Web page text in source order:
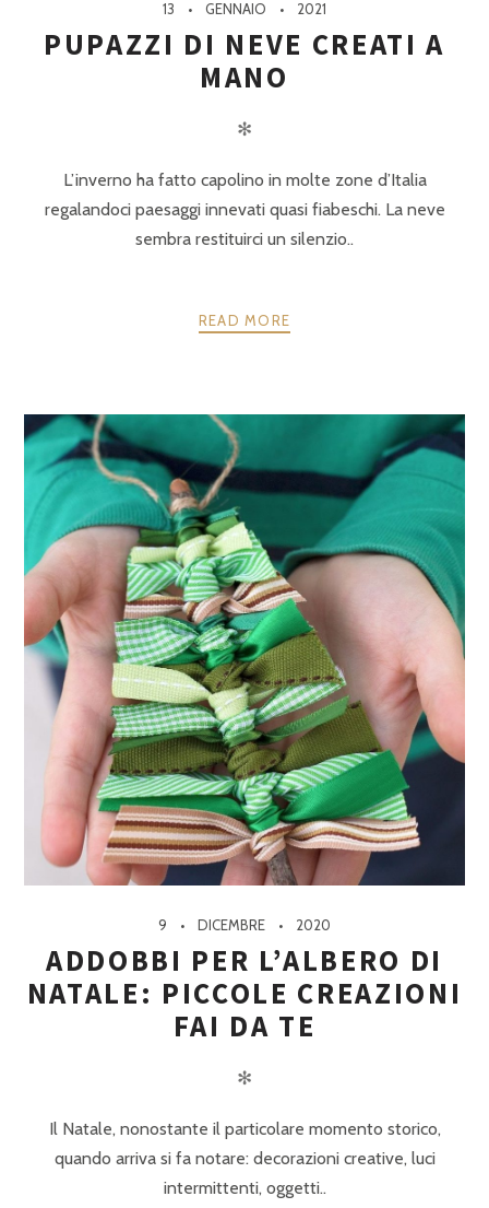
13 GENNAIO 2021
PUPAZZI DI NEVE CREATI A
MANO
✻
L’inverno ha fatto capolino in molte zone d’Italia
regalandoci paesaggi innevati quasi fiabeschi. La neve
sembra restituirci un silenzio..
READ MORE
9 DICEMBRE 2020
ADDOBBI PER L’ALBERO DI
NATALE: PICCOLE CREAZIONI
FAI DA TE
✻
Il Natale, nonostante il particolare momento storico,
quando arriva si fa notare: decorazioni creative, luci
intermittenti, oggetti..